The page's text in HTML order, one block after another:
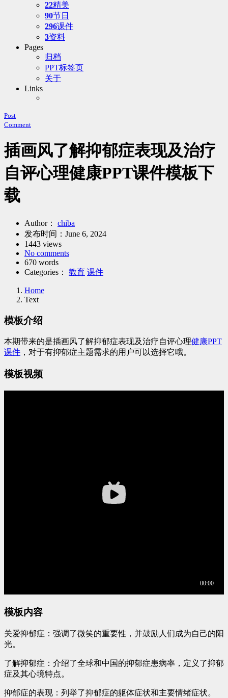
22精美
90节日
296课件
3资料
Pages
归档
PPT标签页
关于
Links
Post
Comment
插画风了解抑郁症表现及治疗
自评心理健康PPT课件模板下
载
Author：
chiba
发布时间： June 6, 2024
1443 views
No comments
670 words
Categories：
教育 课件
Home
Text
模板介绍
本期带来的是插画风了解抑郁症表现及治疗自评心理健康PPT
课件 ，对于有抑郁症主题需求的用户可以选择它哦。
模板视频
模板内容
关爱抑郁症：强调了微笑的重要性，并鼓励人们成为自己的阳
光。
了解抑郁症：介绍了全球和中国的抑郁症患病率，定义了抑郁
症及其心境特点。
抑郁症的表现：列举了抑郁症的躯体症状和主要情绪症状。